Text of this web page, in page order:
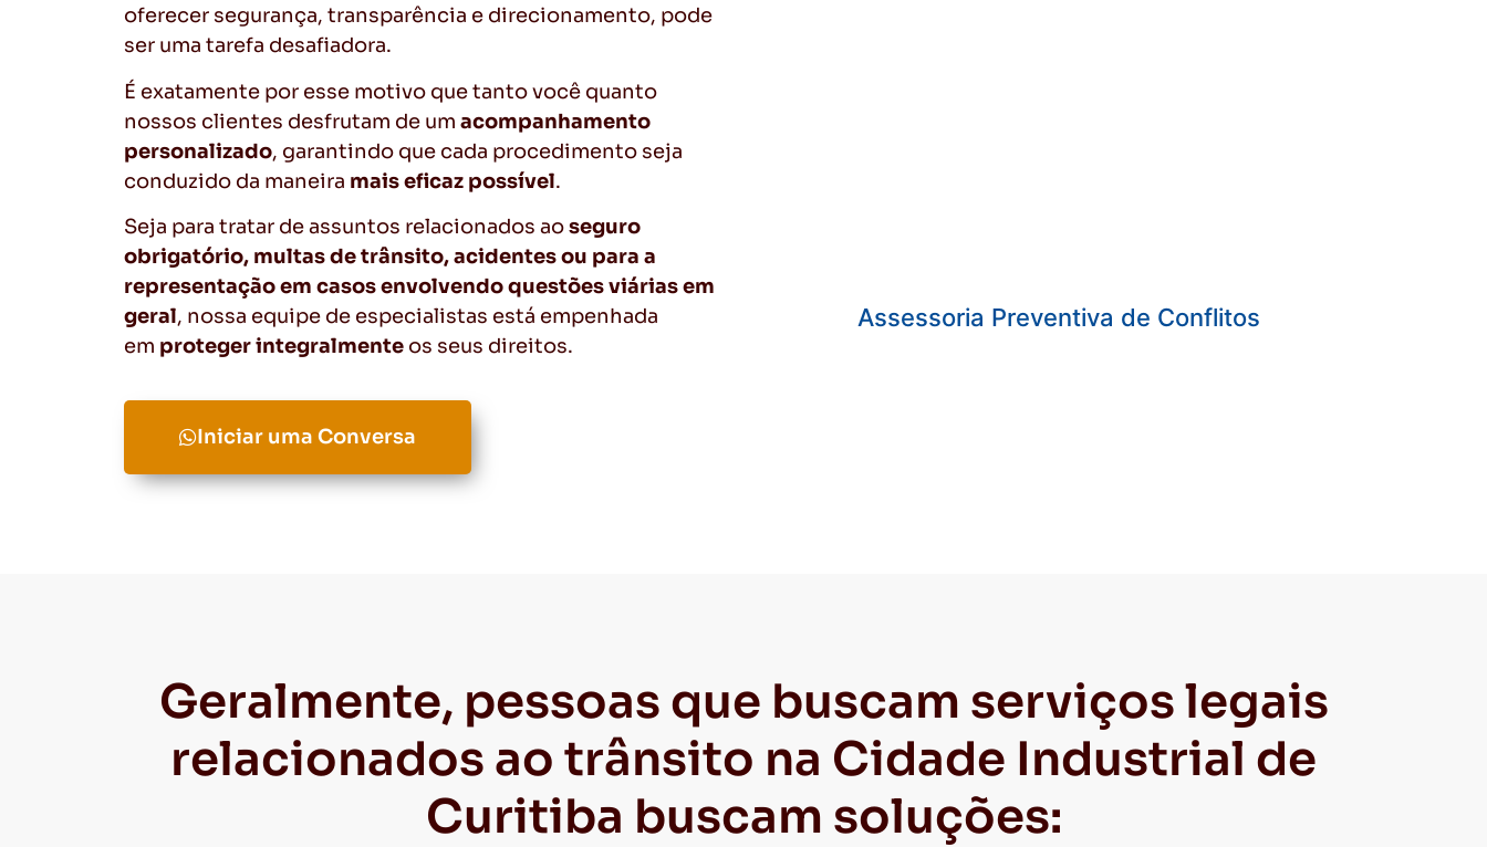
oferecer segurança, transparência e direcionamento, pode
ser uma tarefa desafiadora.
É exatamente por esse motivo que tanto você quanto
nossos clientes desfrutam de um acompanhamento
personalizado, garantindo que cada procedimento seja
conduzido da maneira mais eficaz possível.
Seja para tratar de assuntos relacionados aoseguro
obrigatório, multas de trânsito, acidentes ou para a
representação em casos envolvendo questões viárias em
geral, nossa equipe de especialistas está empenhada
em proteger integralmente os seus direitos.
Iniciar uma Conversa
Assessoria Preventiva de Conflitos
Geralmente, pessoas que buscam serviços legais
relacionados ao trânsito na Cidade Industrial de
Curitiba buscam soluções: